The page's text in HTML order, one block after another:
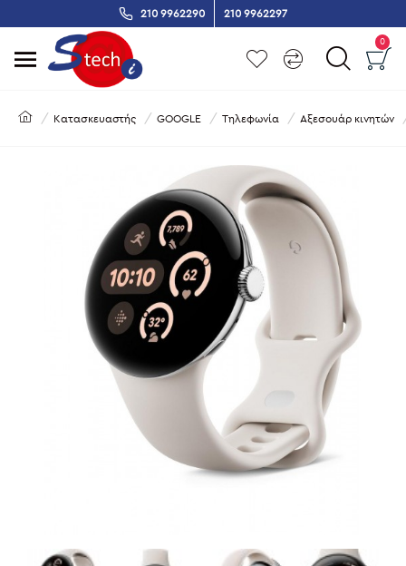
210 9962290 210 9962297
0
Κατασκευαστής GOOGLE Τηλεφωνία Αξεσουάρ κινητών